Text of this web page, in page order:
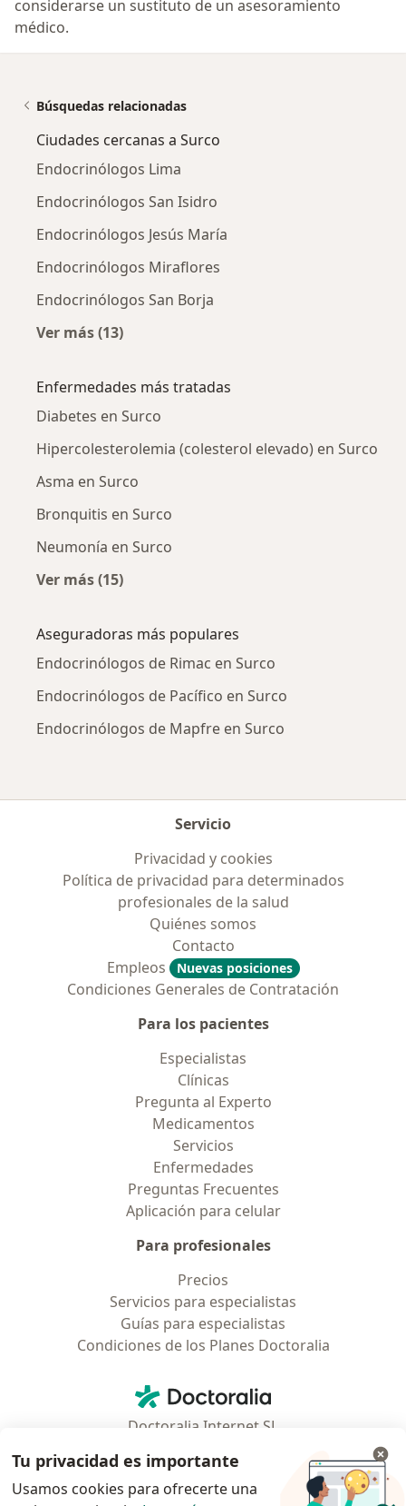
considerarse un sustituto de un asesoramiento
médico.
Búsquedas relacionadas
Ciudades cercanas a Surco
Endocrinólogos Lima
Endocrinólogos San Isidro
Endocrinólogos Jesús María
Endocrinólogos Miraflores
Endocrinólogos San Borja
Ver más (13)
Enfermedades más tratadas
Diabetes en Surco
Hipercolesterolemia (colesterol elevado) en Surco
Asma en Surco
Bronquitis en Surco
Neumonía en Surco
Ver más (15)
Aseguradoras más populares
Endocrinólogos de Rimac en Surco
Endocrinólogos de Pacífico en Surco
Endocrinólogos de Mapfre en Surco
Servicio
Privacidad y cookies
Política de privacidad para determinados
profesionales de la salud
Quiénes somos
Contacto
Empleos
Nuevas posiciones
Condiciones Generales de Contratación
Para los pacientes
Especialistas
Clínicas
Pregunta al Experto
Medicamentos
Servicios
Enfermedades
Preguntas Frecuentes
Aplicación para celular
Para profesionales
Precios
Servicios para especialistas
Guías para especialistas
Condiciones de los Planes Doctoralia
Doctoralia - Página de inicio
Doctoralia Internet SL
08019 Barcelona, Spain
Tu privacidad es importante
Usamos cookies para ofrecerte una